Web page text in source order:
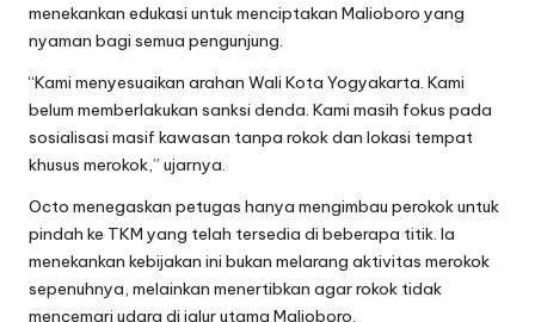
menekankan edukasi untuk menciptakan Malioboro yang
nyaman bagi semua pengunjung.
“Kami menyesuaikan arahan Wali Kota Yogyakarta. Kami
belum memberlakukan sanksi denda. Kami masih fokus pada
sosialisasi masif kawasan tanpa rokok dan lokasi tempat
khusus merokok,” ujarnya.
Octo menegaskan petugas hanya mengimbau perokok untuk
pindah ke TKM yang telah tersedia di beberapa titik. Ia
menekankan kebijakan ini bukan melarang aktivitas merokok
sepenuhnya, melainkan menertibkan agar rokok tidak
mencemari udara di jalur utama Malioboro.